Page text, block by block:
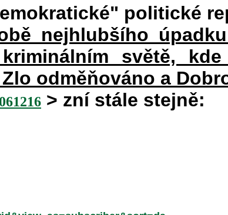
politické
nejhlubšího
kriminálním světě,
odměňováno a
> zní stále stejně: